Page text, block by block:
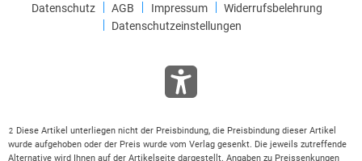
Datenschutz AGB Impressum
Widerrufsbelehrung
Datenschutzeinstellungen
2
Diese Artikel unterliegen nicht der Preisbindung, die Preisbindung dieser Artikel
wurde aufgehoben oder der Preis wurde vom Verlag gesenkt. Die jeweils zutreffende
Alternative wird Ihnen auf der Artikelseite dargestellt. Angaben zu Preissenkungen